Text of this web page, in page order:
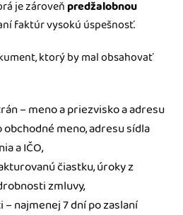
je zároveňpredžalobnou
faktúr vysokú úspešnosť.
ktorý by mal obsahovať
– meno a priezvisko a adresu
meno, adresu sídla
a IČO,
čiastku, úroky z
zmluvy,
najmenej 7 dní po zaslaní